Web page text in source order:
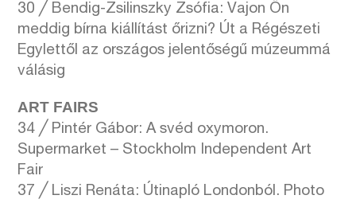
30 ╱ Bendig-Zsilinszky Zsófia: Vajon Ön
meddig bírna kiállítást őrizni? Út a Régészeti
Egylettől az országos jelentőségű múzeummá
válásig
ART FAIRS
34 ╱ Pintér Gábor: A svéd oxymoron.
Supermarket – Stockholm Independent Art
Fair
37 ╱ Liszi Renáta: Útinapló Londonból. Photo